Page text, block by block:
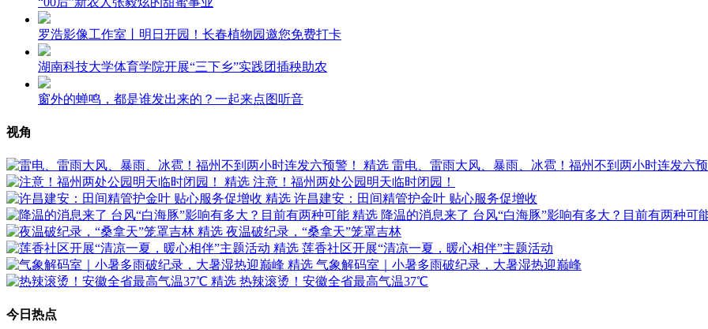
罗浩影像工作室丨明日开园！长春植物园邀您免费打卡
湖南科技大学体育学院开展“三下乡”实践团插秧助农
窗外的蝉鸣，都是谁发出来的？一起来点图听音
视角
精选 雷电、雷雨大风、暴雨、冰雹！福州不到两小时连发六
精选 注意！福州两处公园明天临时闭园！
精选 许昌建安：田间精管护金叶 贴心服务促增收
精选 降温的消息来了 台风“白海豚”影响有多大？目前有两种可
精选 夜温破纪录，“桑拿天”笼罩吉林
精选 莲香社区开展“清凉一夏，暖心相伴”主题活动
精选 气象解码室｜小暑多雨破纪录，大暑湿热迎巅峰
精选 热辣滚烫！安徽全省最高气温37℃
今日热点